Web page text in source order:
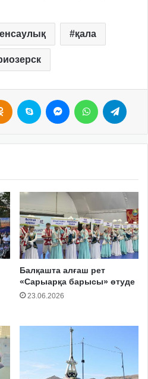
қала
Балқашта алғаш рет
«Сарыарқа барысы» өтуде
23.06.2026